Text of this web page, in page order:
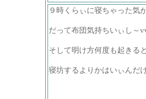
９時くらぃに寝ちゃった気
だって布団気持ちいぃし～
そして明け方何度も起きる
寝坊するよりかはいぃんだ